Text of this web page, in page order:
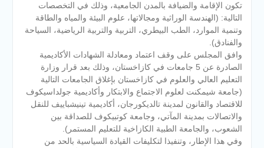
تكون الإقامة والضيافة بالمدن الجامعية، وذلك في التخصصات
التالية: (الهندسة الوراثية ومجالاتها، علوم البيئة والمياه والطاقة
وتنمية الموارد، الطب البيطري، التربية والتربية الرياضية، السياحة
والفنادق).
وافق المجلس على وقف اعتماد ومعادلة الشهادات الأكاديمية
الصادرة عن 5 جامعات في كازاخستان، وذلك بعد قرار وزارة
التعليم العالي والعلوم في كازاخستان بإغلاق الجامعات التالية
(جامعة شيمكنت لعلوم الاجتماع والابتكار وأكاديمية جولداسيكوف
للاقتصاد والقانون لمدينة تالديكورجان، أكاديمية تينيشباييف للنقل
والاتصالات بمدينة المآتي، وجامعة كوتبيكوف للصداقة بين
الشعوب، والجامعة الطبية الكازاخية للتعليم المستمر).
وفي هذا الإطار، وتنفيذا لتكليفات القيادة السياسية بالحد من